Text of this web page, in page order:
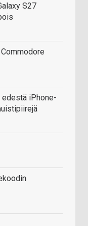
S27
edestä iPhone-